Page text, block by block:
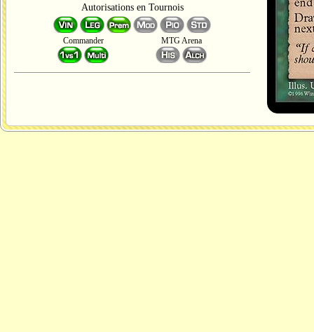
Autorisations en Tournois
Commander MTG Arena